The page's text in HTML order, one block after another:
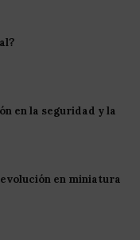
en la seguridad y la
en miniatura